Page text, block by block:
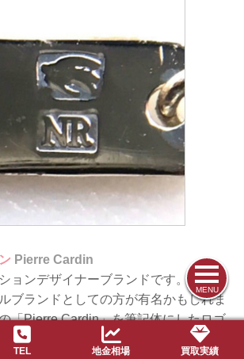
MENU
TEL 地金相場 買取実績
Pierre Cardin
ョンデザイナーブランドです。ジュエ
ブランドとしての方が有名かもしれま
「Pierre Cardin」を筆記体にしたロゴ
。